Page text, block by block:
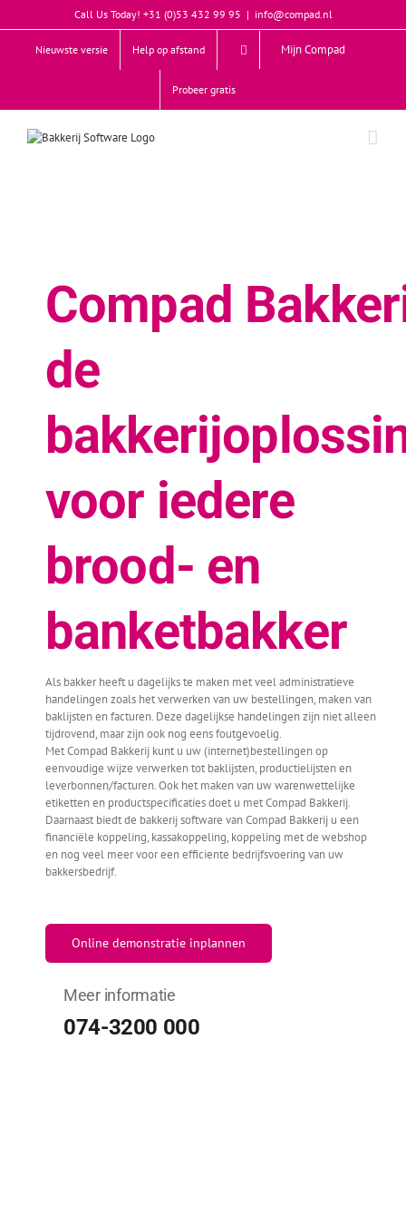
Call Us Today! +31 (0)53 432 99 95 | info@compad.nl
Nieuwste versie Help op afstand Mijn Compad
Probeer gratis
Compad
de
voor iedere
brood- en
banketbakker
Als bakker heeft u dagelijks te maken met veel administratieve
handelingen zoals het verwerken van uw bestellingen, maken van
baklijsten en facturen. Deze dagelijkse handelingen zijn niet alleen
tijdrovend, maar zijn ook nog eens foutgevoelig.
Met Compad Bakkerij kunt u uw (internet)bestellingen op
eenvoudige wijze verwerken tot baklijsten, productielijsten en
leverbonnen/facturen. Ook het maken van uw warenwettelijke
etiketten en productspecificaties doet u met Compad Bakkerij.
Daarnaast biedt de bakkerij software van Compad Bakkerij u een
financiële koppeling, kassakoppeling, koppeling met de webshop
en nog veel meer voor een efficiente bedrijfsvoering van uw
bakkersbedrijf.
Online demonstratie inplannen
Meer informatie
074-3200 000